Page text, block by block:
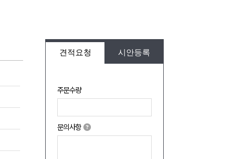
견적요청 시안등록
주문수량
문의사항